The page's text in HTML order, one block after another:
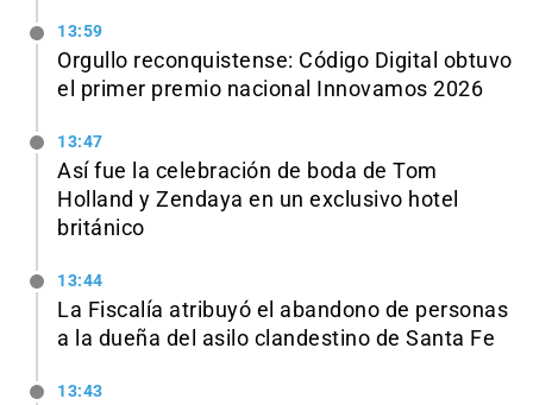
13:59
Orgullo reconquistense: Código Digital obtuvo
el primer premio nacional Innovamos 2026
13:47
Así fue la celebración de boda de Tom
Holland y Zendaya en un exclusivo hotel
británico
13:44
La Fiscalía atribuyó el abandono de personas
a la dueña del asilo clandestino de Santa Fe
13:43